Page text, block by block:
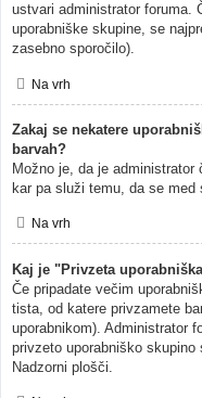
ustvari administrator foruma.
uporabniške skupine, se
zasebno sporočilo).
Na vrh
Zakaj se nekatere
barvah?
Možno je, da je administrator
kar pa služi temu, da se med
Na vrh
Kaj je "Privzeta
Če pripadate večim
tista, od katere privzamete
uporabnikom). Administrator
privzeto uporabniško
Nadzorni plošči.